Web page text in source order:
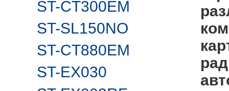
ST-CT300EM
ST-SL150NO
ST-CT880EM
ST-EX030